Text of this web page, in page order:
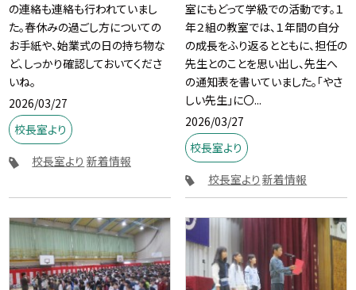
の連絡も連絡も行われていまし
た。春休みの過ごし方についての
お手紙や、始業式の日の持ち物な
ど、しっかり確認しておいてくださ
いね。
2026/03/27
校長室より
校長室より 新着情報
室にもどって学級での活動です。１
年２組の教室では、１年間の自分
の成長をふり返るとともに、担任の
先生とのことを思い出し、先生へ
の通知表を書いていました。「やさ
しい先生」に〇...
2026/03/27
校長室より
校長室より 新着情報